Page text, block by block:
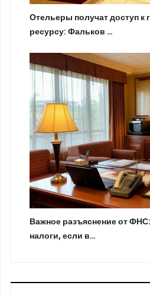
Отельеры получат доступ к
ресурсу: Фальков …
Важное разъяснение от ФНС:
налоги, если в…